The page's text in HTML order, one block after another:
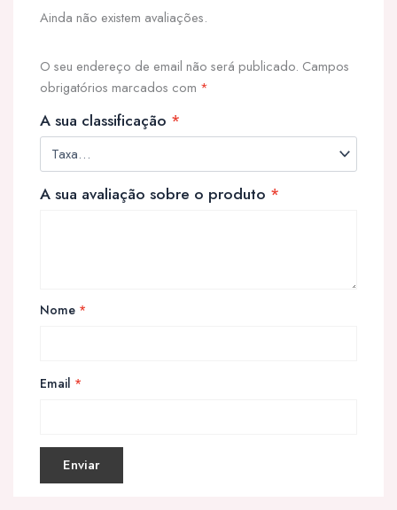
Ainda não existem avaliações.
O seu endereço de email não será publicado. Campos
obrigatórios marcados com *
A sua classificação *
A sua avaliação sobre o produto *
Nome *
Email *